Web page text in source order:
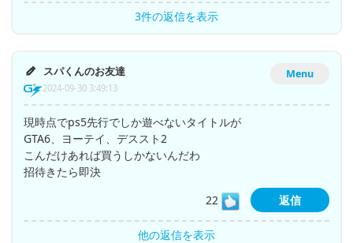
3件の返信を表示
Menu
スパくんのお友達
2024-09-30 3:49:13
現時点でps5先行でしか遊べないタイトルが
GTA6、ヨーテイ、デススト2
こんだけあれば買うしかないんだわ
招待きたら即決
22
返信
他の返信を表示